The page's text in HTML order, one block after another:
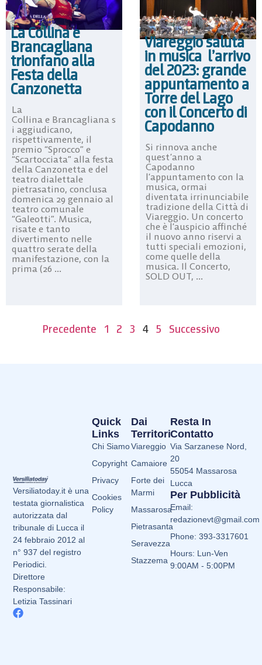
La Collina e
Brancagliana
trionfano alla
Festa della
Canzonetta
La
Collina e Brancagliana s
i aggiudicano,
rispettivamente, il
premio “Sprocco” e
“Scartocciata” alla festa
della Canzonetta e del
teatro dialettale
pietrasatino, conclusa
domenica 29 gennaio al
teatro comunale
“Galeotti”. Musica,
risate e tanto
divertimento nelle
quattro serate della
manifestazione, con la
prima (26 ...
Viareggio saluta
in musica l’arrivo
del 2023: grande
appuntamento a
Torre del Lago
con il Concerto di
Capodanno
Si rinnova anche
quest’anno a
Capodanno
l’appuntamento con la
musica, ormai
diventata irrinunciabile
tradizione della Città di
Viareggio. Un concerto
che è l’auspicio affinché
il nuovo anno riservi a
tutti speciali emozioni,
come quelle della
musica. Il Concerto,
SOLD OUT, ...
Precedente 1 2 3 4 5 Successivo
Versiliatoday.it è una
testata giornalistica
autorizzata dal
tribunale di Lucca il
24 febbraio 2012 al
n° 937 del registro
Periodici.
Direttore
Responsabile:
Letizia Tassinari
Dai
Territori
Viareggio
Camaiore
Forte dei
Marmi
Massarosa
Pietrasanta
Seravezza
Stazzema
Quick
Links
Chi Siamo
Copyright
Privacy
Cookies
Policy
Resta In
Contatto
Via Sarzanese Nord,
20
55054 Massarosa
Lucca
Per Pubblicità
Email:
redazionevt@gmail.com
Phone: 393-3317601
Hours: Lun-Ven
9:00AM - 5:00PM